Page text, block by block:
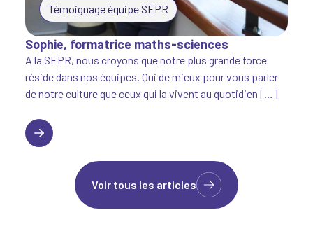
Témoignage équipe SEPR
Sophie, formatrice maths-sciences
A la SEPR, nous croyons que notre plus grande force
réside dans nos équipes. Qui de mieux pour vous parler
de notre culture que ceux qui la vivent au quotidien […]
Sophie, formatrice maths-sciences
Voir tous les articles